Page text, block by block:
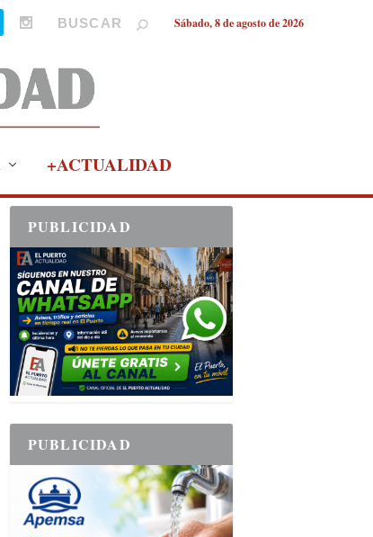
Sábado, 8 de agosto de 2026
+ACTUALIDAD
PUBLICIDAD
PUBLICIDAD